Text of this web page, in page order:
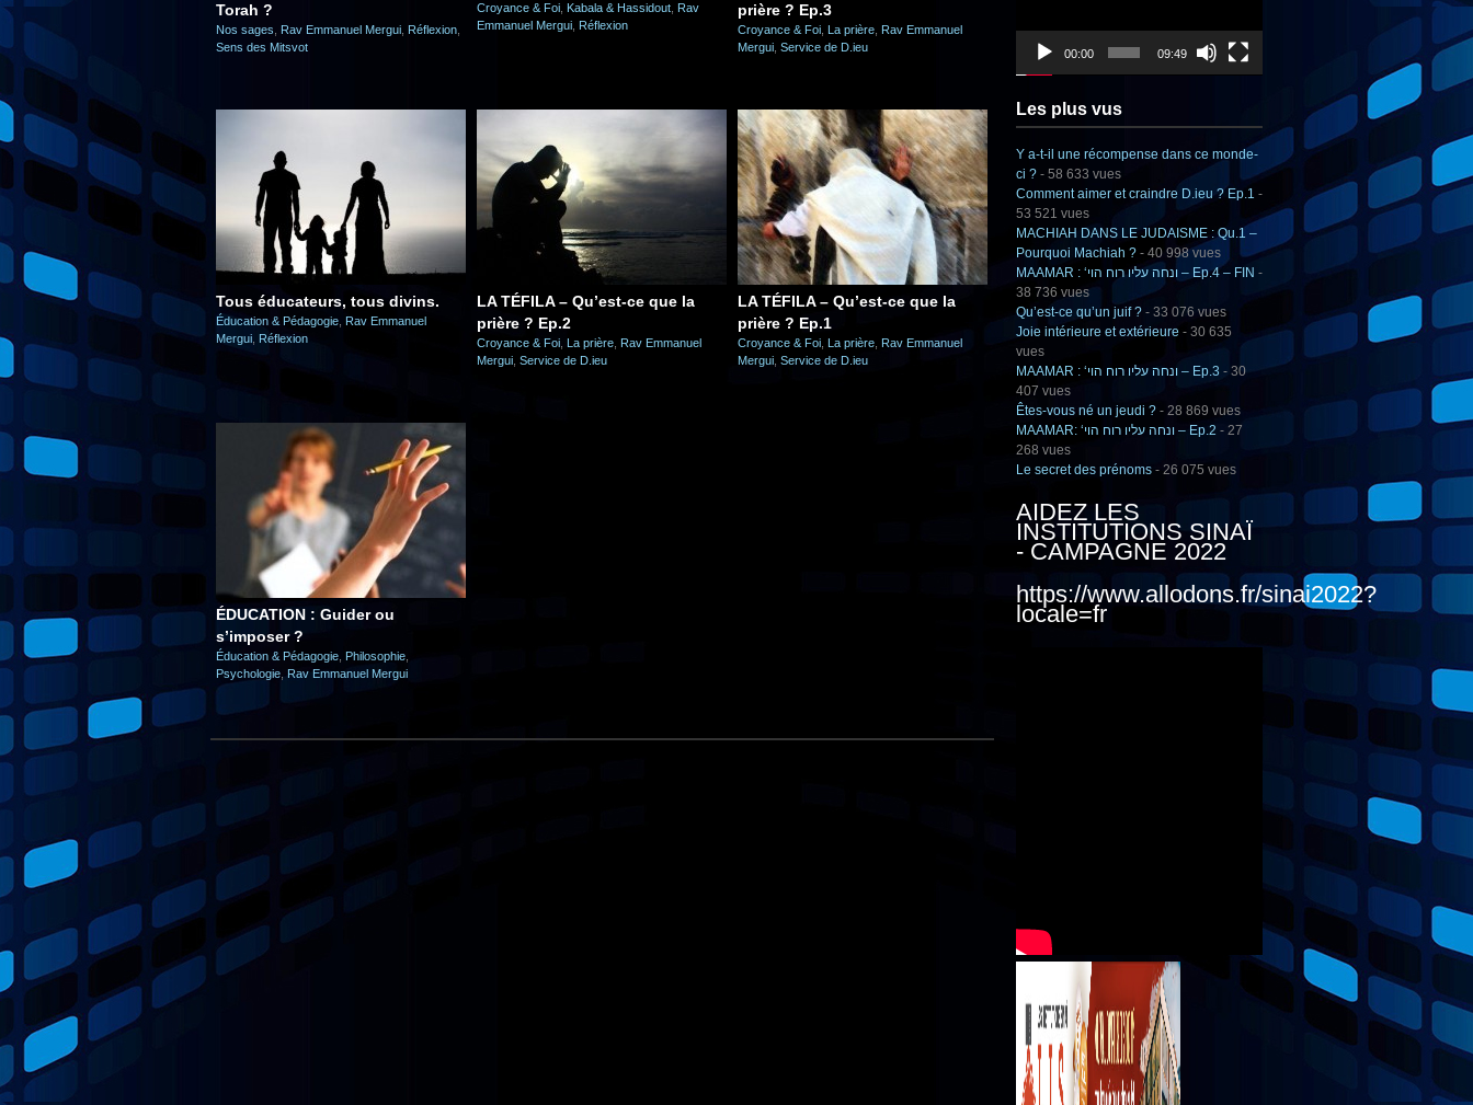
Torah ?
Nos sages Rav Emmanuel Mergui Réflexion
Sens des Mitsvot
Croyance & Foi Kabala & Hassidout Rav
Emmanuel Mergui Réflexion
prière ? Ep.3
Croyance & Foi La prière Rav Emmanuel
Mergui Service de D.ieu
Tous éducateurs, tous divins.
Éducation & Pédagogie Rav Emmanuel
Mergui Réflexion
LA TÉFILA – Qu’est-ce que la
prière ? Ep.2
Croyance & Foi La prière Rav Emmanuel
Mergui Service de D.ieu
LA TÉFILA – Qu’est-ce que la
prière ? Ep.1
Croyance & Foi La prière Rav Emmanuel
Mergui Service de D.ieu
ÉDUCATION : Guider ou
s’imposer ?
Éducation & Pédagogie Philosophie
Psychologie Rav Emmanuel Mergui
00:00 09:49
Les plus vus
Y a-t-il une récompense dans ce monde-
ci ? - 58 633 vues
Comment aimer et craindre D.ieu ? Ep.1 -
53 521 vues
MACHIAH DANS LE JUDAISME : Qu.1 –
Pourquoi Machiah ? - 40 998 vues
MAAMAR : ‘ונחה עליו רוח הוי – Ep.4 – FIN -
38 736 vues
Qu’est-ce qu’un juif ? - 33 076 vues
Joie intérieure et extérieure - 30 635
vues
MAAMAR : ‘ונחה עליו רוח הוי – Ep.3 - 30
407 vues
Êtes-vous né un jeudi ? - 28 869 vues
MAAMAR: ‘ונחה עליו רוח הוי – Ep.2 - 27
268 vues
Le secret des prénoms - 26 075 vues
AIDEZ LES
INSTITUTIONS SINAÏ
- CAMPAGNE 2022
https://www.allodons.fr/sinai2022?
locale=fr